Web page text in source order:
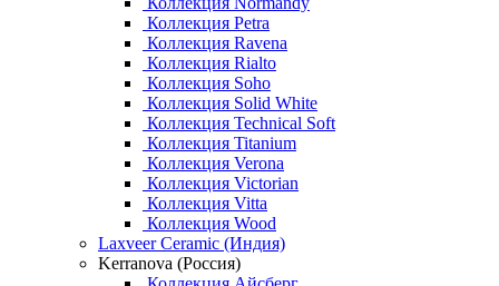
Коллекция Petra
Коллекция Ravena
Коллекция Rialto
Коллекция Soho
Коллекция Solid White
Коллекция Technical Soft
Коллекция Titanium
Коллекция Verona
Коллекция Victorian
Коллекция Vitta
Коллекция Wood
Laxveer Ceramic (Индия)
Kerranova (Россия)